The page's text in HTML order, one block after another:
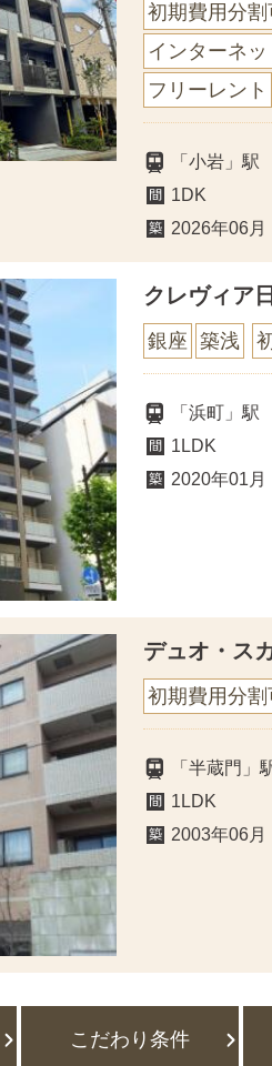
初期費用分割
インターネ
フリーレント
「小岩」
1DK
2026年06月
クレヴィア
銀座 築浅
「浜町」
1LDK
2020年01月
デュオ・ス
初期費用分割
「半蔵門
1LDK
2003年06月
こだわり条件